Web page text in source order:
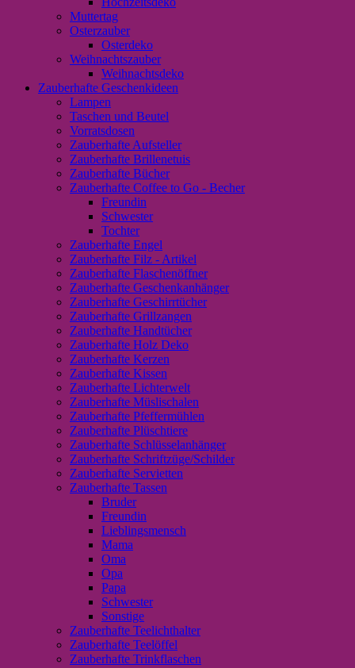
Muttertag
Osterzauber
Osterdeko
Weihnachtszauber
Weihnachtsdeko
Zauberhafte Geschenkideen
Lampen
Taschen und Beutel
Vorratsdosen
Zauberhafte Aufsteller
Zauberhafte Brillenetuis
Zauberhafte Bücher
Zauberhafte Coffee to Go - Becher
Freundin
Schwester
Tochter
Zauberhafte Engel
Zauberhafte Filz - Artikel
Zauberhafte Flaschenöffner
Zauberhafte Geschenkanhänger
Zauberhafte Geschirrtücher
Zauberhafte Grillzangen
Zauberhafte Handtücher
Zauberhafte Holz Deko
Zauberhafte Kerzen
Zauberhafte Kissen
Zauberhafte Lichterwelt
Zauberhafte Müslischalen
Zauberhafte Pfeffermühlen
Zauberhafte Plüschtiere
Zauberhafte Schlüsselanhänger
Zauberhafte Schriftzüge/Schilder
Zauberhafte Servietten
Zauberhafte Tassen
Bruder
Freundin
Lieblingsmensch
Mama
Oma
Opa
Papa
Schwester
Sonstige
Zauberhafte Teelichthalter
Zauberhafte Teelöffel
Zauberhafte Trinkflaschen